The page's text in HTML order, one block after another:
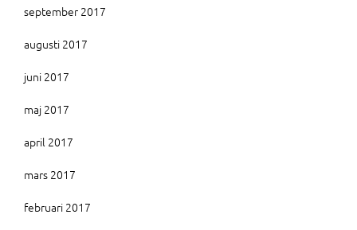
september 2017
augusti 2017
juni 2017
maj 2017
april 2017
mars 2017
februari 2017